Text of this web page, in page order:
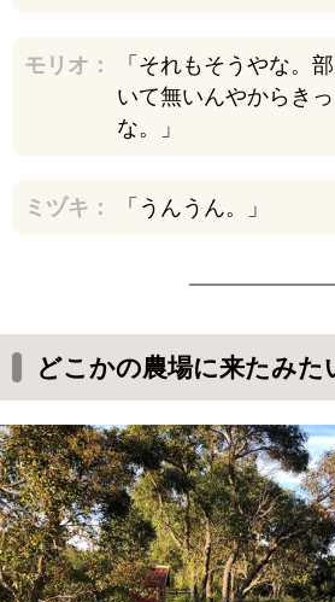
モリオ：
「それもそうやな。
いて無いんやからき
な。」
ミヅキ： 「うんうん。」
どこかの農場に来たみた